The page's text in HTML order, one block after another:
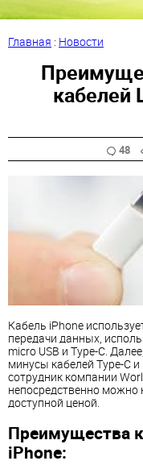
Главная : Новости
кабелей
48
Кабель iPhone
передачи данных,
micro USB и Type-C.
минусы кабелей Type-C
сотрудник компании
непосредственно можно
доступной ценой.
Преимущества
iPhone: